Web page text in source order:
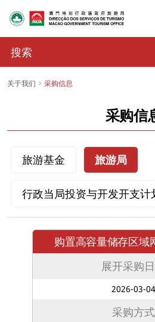
关于我们 采购信息
采购信
旅游基金 旅游局
行政当局投资与开发开支计
购置高容量储存区域
展开采购
2026-03-04
采购方式